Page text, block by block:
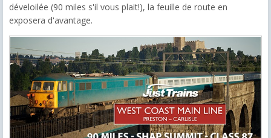
déveloilée (90 miles s'il vous plait!), la feuille de route en
exposera d'avantage.